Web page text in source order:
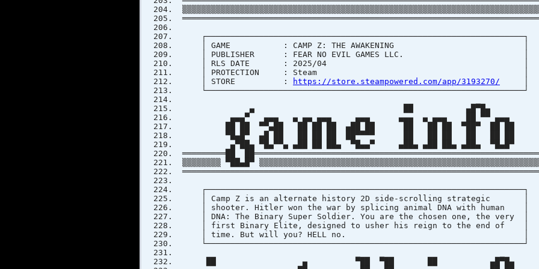
│ GAME : CAMP Z: THE AWAKENING
│ PUBLISHER : FEAR NO EVIL GAMES
│ RLS DATE : 2025/04
│ PROTECTION : Steam
│ STORE :
https://store.steampowered.com/app/3193270/
▄ ██
▄▄▄▀ ▄▄▄ ▄ ▄▄ ▄▄▄ ▄▄▄ ▄▄▄ ▄ ▄▄▄ ██ ▀▀
██ ██ ▀▀▄██ ██ ██ ██ ▄██ ██ ██ ██ ██ ▀██▀ ██
▀█▄█▀ ▄█ ██ ██ ██ ██ ██▀▀▀▀ ██ ██ ██ ██ ██
▄▀██▄ ▀█▄▀▀▄ ▄██ ██ ██▄ ▀█▄▄▀ ▄██▄ ▄██ ██▄ ▄██▄
═════════██
▒▒▒▒▒▒▒▒ ▀██▄█▀
│ Camp Z is an alternate history 2D side-scrolling
│ shooter. Hitler won the war by splicing animal DNA with
│ DNA: The Binary Super Soldier. You are the chosen one, the
│ first Binary Elite, designed to usher his reign to the end
│ time. But will you? HELL no.
██ ▄ ▀██ ▀██ ██